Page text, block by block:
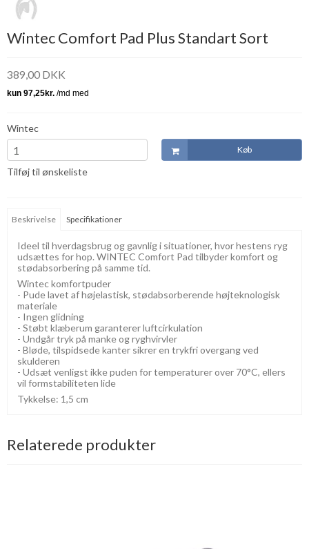
Wintec Comfort Pad Plus Standart Sort
389,00 DKK
Wintec
Køb
Tilføj til ønskeliste
Beskrivelse Specifikationer
Ideel til hverdagsbrug og gavnlig i situationer, hvor hestens ryg
udsættes for hop. WINTEC Comfort Pad tilbyder komfort og
stødabsorbering på samme tid.
Wintec komfortpuder
- Pude lavet af højelastisk, stødabsorberende højteknologisk
materiale
- Ingen glidning
- Støbt klæberum garanterer luftcirkulation
- Undgår tryk på manke og ryghvirvler
- Bløde, tilspidsede kanter sikrer en trykfri overgang ved
skulderen
- Udsæt venligst ikke puden for temperaturer over 70°C, ellers
vil formstabiliteten lide
Tykkelse: 1,5 cm
Relaterede produkter